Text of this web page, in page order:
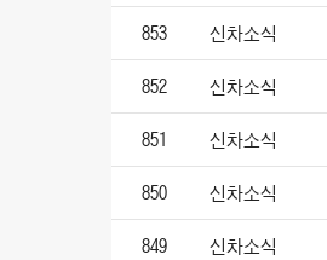
853 신차소식
852 신차소식
851 신차소식
850 신차소식
849 신차소식